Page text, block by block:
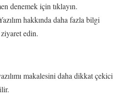
denemek için tıklayın.
hakkında daha fazla bilgi
edin.
makalesini daha dikkat çekici